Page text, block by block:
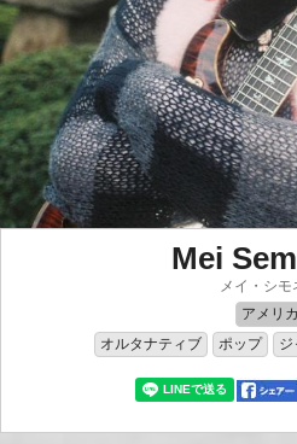
Mei
メイ・シモ
アメリカ
オルタナティブ
ポップ ジ